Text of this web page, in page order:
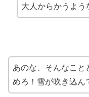
大人からかうよう
あのな、そんなこと
めろ！雪が吹き込ん